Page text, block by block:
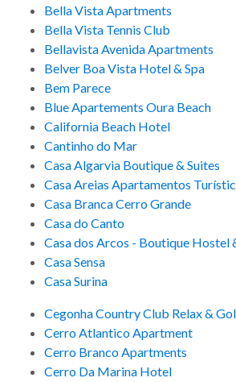
Bella Vista Apartments
Bella Vista Tennis Club
Bellavista Avenida Apartments
Belver Boa Vista Hotel & Spa
Bem Parece
Blue Apartements Oura Beach
California Beach Hotel
Cantinho do Mar
Casa Algarvia Boutique & Suites
Casa Areias Apartamentos
Casa Branca Cerro Grande
Casa do Canto
Casa dos Arcos - Boutique Hostel
Casa Sensa
Casa Surina
Cegonha Country Club Relax &
Cerro Atlantico Apartment
Cerro Branco Apartments
Cerro Da Marina Hotel